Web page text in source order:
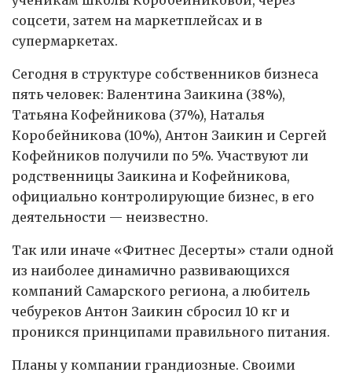
соцсети, затем на маркетплейсах и в
супермаркетах.
Сегодня в структуре собственников бизнеса
пять человек: Валентина Заикина (38%),
Татьяна Кофейникова (37%), Наталья
Коробейникова (10%), Антон Заикин и Сергей
Кофейников получили по 5%. Участвуют ли
родственницы Заикина и Кофейникова,
официально контролирующие бизнес, в его
деятельности — неизвестно.
Так или иначе «Фитнес Десерты» стали одной
из наиболее динамично развивающихся
компаний Самарского региона, а любитель
чебуреков Антон Заикин сбросил 10 кг и
проникся принципами правильного питания.
Планы у компании грандиозные. Своими